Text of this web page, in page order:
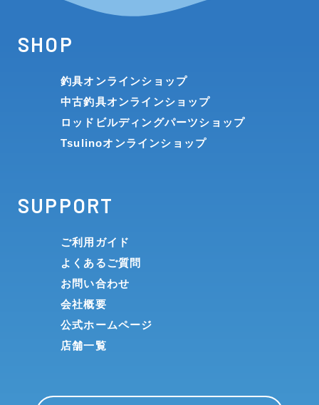
SHOP
釣具オンラインショップ
中古釣具オンラインショップ
ロッドビルディングパーツショップ
Tsulinoオンラインショップ
SUPPORT
ご利用ガイド
よくあるご質問
お問い合わせ
会社概要
公式ホームページ
店舗一覧